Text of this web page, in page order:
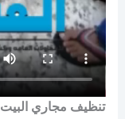
تنظيف مجاري البيت